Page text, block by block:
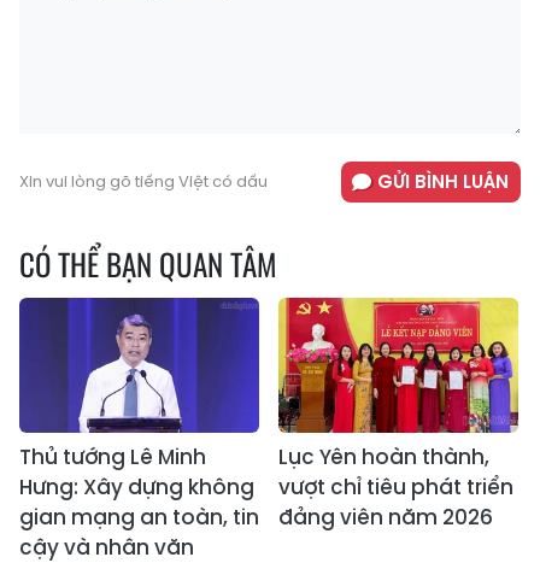
Xin vui lòng gõ tiếng Việt có dấu GỬI BÌNH LUẬN
CÓ THỂ BẠN QUAN TÂM
Thủ tướng Lê Minh
Hưng: Xây dựng không
gian mạng an toàn, tin
cậy và nhân văn
Lục Yên hoàn thành,
vượt chỉ tiêu phát triển
đảng viên năm 2026